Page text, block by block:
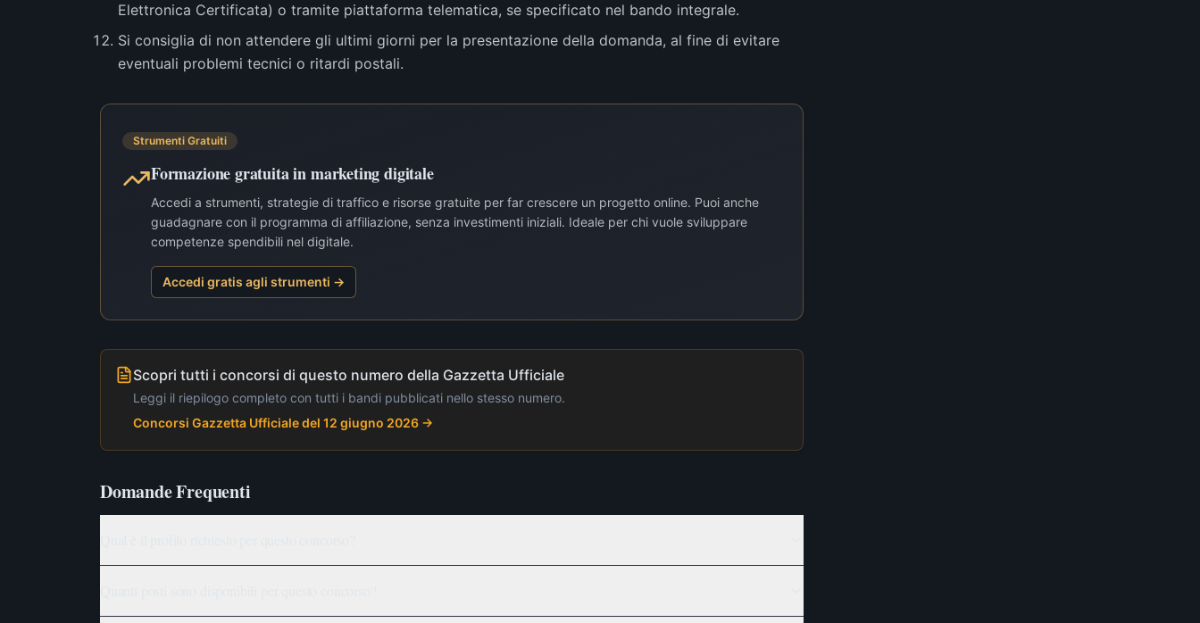
Elettronica Certificata) o tramite piattaforma telematica, se specificato nel bando integrale.
Si consiglia di non attendere gli ultimi giorni per la presentazione della domanda, al fine di evitare
eventuali problemi tecnici o ritardi postali.
Strumenti Gratuiti
Formazione gratuita in marketing digitale
Accedi a strumenti, strategie di traffico e risorse gratuite per far crescere un progetto online. Puoi anche
guadagnare con il programma di affiliazione, senza investimenti iniziali. Ideale per chi vuole sviluppare
competenze spendibili nel digitale.
Accedi gratis agli strumenti →
Scopri tutti i concorsi di questo numero della Gazzetta Ufficiale
Leggi il riepilogo completo con tutti i bandi pubblicati nello stesso numero.
Concorsi Gazzetta Ufficiale del 12 giugno 2026 →
Domande Frequenti